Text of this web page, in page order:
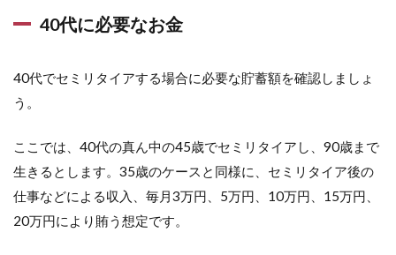
40代に必要なお金
40代でセミリタイアする場合に必要な貯蓄額を確認しましょ
う。
ここでは、40代の真ん中の45歳でセミリタイアし、90歳まで
生きるとします。35歳のケースと同様に、セミリタイア後の
仕事などによる収入、毎月3万円、5万円、10万円、15万円、
20万円により賄う想定です。